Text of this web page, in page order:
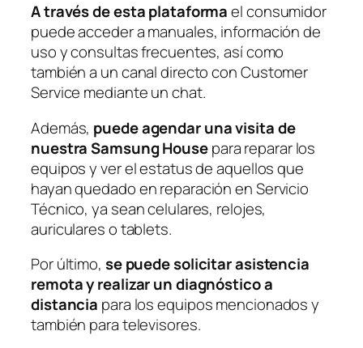
A través de esta plataformael consumidor
puede acceder a manuales, información de
uso y consultas frecuentes, así como
también a un canal directo conCustomer
Service mediante un chat.
Además, puede agendar una visita de
nuestra Samsung Housepara reparar los
equipos y ver el estatus de aquellos que
hayan quedado en reparación en Servicio
Técnico, ya sean celulares, relojes,
auriculares o tablets.
Por último, se puede solicitar asistencia
remota y realizar un diagnóstico a
distancia para los equipos mencionados y
también para televisores.